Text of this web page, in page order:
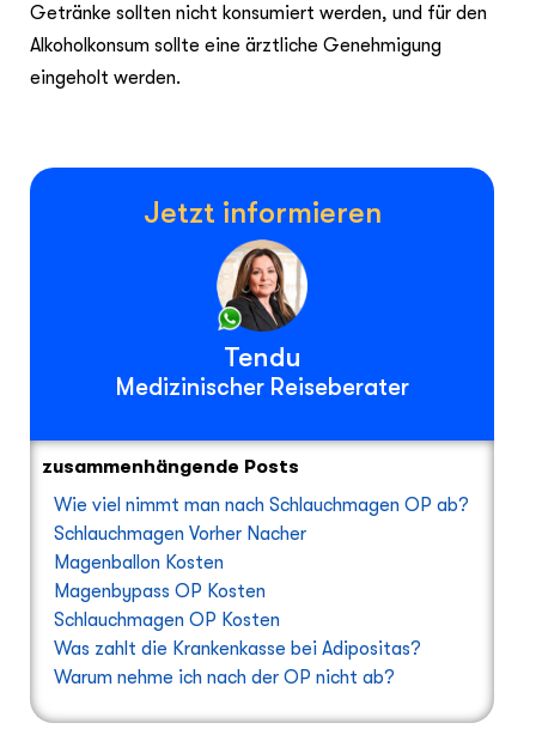
Getränke sollten nicht konsumiert werden, und für den
Alkoholkonsum sollte eine ärztliche Genehmigung
eingeholt werden.
Jetzt informieren
Tendu
Medizinischer Reiseberater
zusammenhängende Posts
Wie viel nimmt man nach Schlauchmagen OP ab?
Schlauchmagen Vorher Nacher
Magenballon Kosten
Magenbypass OP Kosten
Schlauchmagen OP Kosten
Was zahlt die Krankenkasse bei Adipositas?
Warum nehme ich nach der OP nicht ab?